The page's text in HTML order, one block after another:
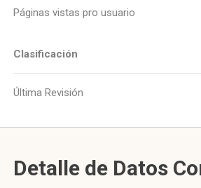
Páginas vistas pro usuario
Clasificación
Última Revisión
Detalle de Datos